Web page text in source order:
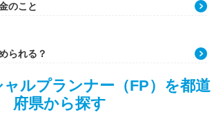
のこと
られる？
ルプランナー（FP）を都道
府県から探す